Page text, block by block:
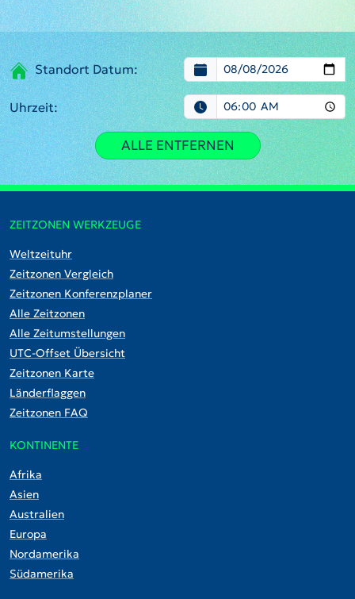
Standort Datum:
Uhrzeit:
ALLE ENTFERNEN
ZEITZONEN WERKZEUGE
Weltzeituhr
Zeitzonen Vergleich
Zeitzonen Konferenzplaner
Alle Zeitzonen
Alle Zeitumstellungen
UTC-Offset Übersicht
Zeitzonen Karte
Länderflaggen
Zeitzonen FAQ
KONTINENTE
Afrika
Asien
Australien
Europa
Nordamerika
Südamerika